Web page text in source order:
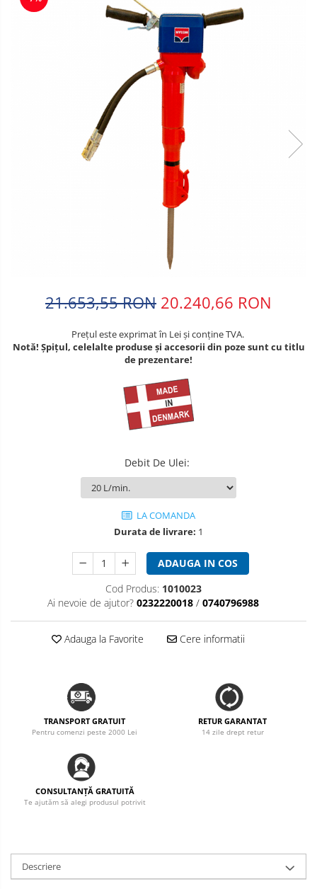
21.653,55 RON 20.240,66 RON
Prețul este exprimat în Lei și conține TVA.
Notă! Șpițul, celelalte produse și accesorii din poze sunt cu titlu
de prezentare!
Debit De Ulei:
LA COMANDA
Durata de livrare: 1
ADAUGA IN COS
Cod Produs: 1010023
Ai nevoie de ajutor? 0232220018 / 0740796988
Adauga la Favorite Cere informatii
TRANSPORT GRATUIT
Pentru comenzi peste 2000 Lei
RETUR GARANTAT
14 zile drept retur
CONSULTANȚĂ GRATUITĂ
Te ajutăm să alegi produsul potrivit
Descriere